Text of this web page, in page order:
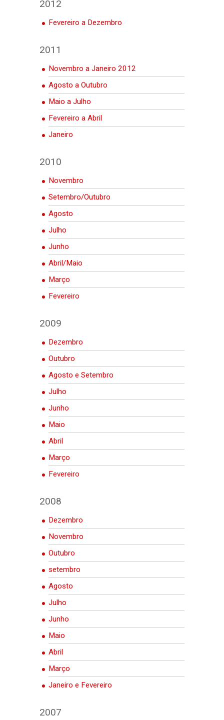
2012
Fevereiro a Dezembro
2011
Novembro a Janeiro 2012
Agosto a Outubro
Maio a Julho
Fevereiro a Abril
Janeiro
2010
Novembro
Setembro/Outubro
Agosto
Julho
Junho
Abril/Maio
Março
Fevereiro
2009
Dezembro
Outubro
Agosto e Setembro
Julho
Junho
Maio
Abril
Março
Fevereiro
2008
Dezembro
Novembro
Outubro
setembro
Agosto
Julho
Junho
Maio
Abril
Março
Janeiro e Fevereiro
2007